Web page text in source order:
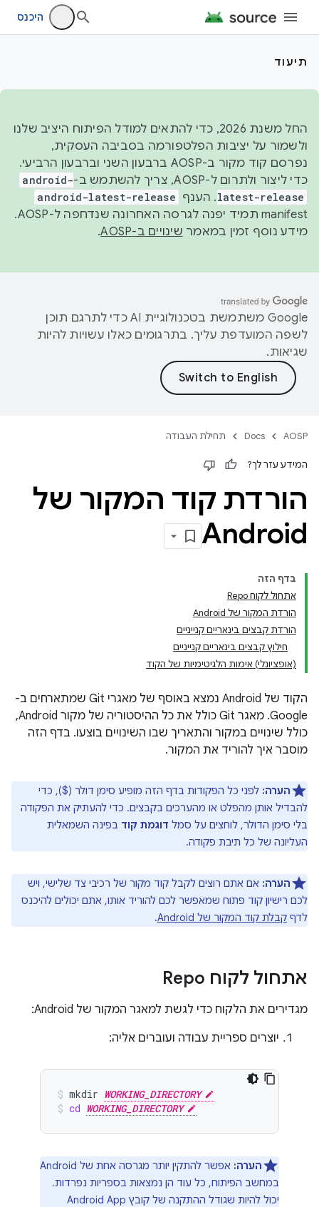
היכנס
תיעוד
החל משנת 2026, כדי להתאים למודל הפיתוח היציב שלנו
ולשמור על יציבות הפלטפורמה בסביבה העסקית,
נפרסם קוד מקור ב-AOSP ברבעון השני וברבעון הרביעי.
כדי ליצור ולתרום ל-AOSP, צריך להשתמש ב-
android-
latest-release. הענף android-latest-release
manifest תמיד יפנה לגרסה האחרונה שנדחפה ל-AOSP.
מידע נוסף זמין במאמר שינויים ב-AOSP .
‫Google משתמשת בטכנולוגיית AI כדי לתרגם תוכן
לשפה המועדפת עליך. בתרגומים כאלו עשויות להיות
שגיאות.
AOSP
Docs תחילת העבודה
המידע עזר לך?
הורדת קוד המקור של
Android
בדף הזה
אתחול לקוח Repo
הורדת המקור של Android
הורדת קבצים בינאריים קנייניים
חילוץ קבצים בינאריים קנייניים
(אופציונלי) אימות הלגיטימיות של הקוד
הקוד של Android נמצא באוסף של מאגרי Git שמתארחים ב-
Google. מאגר Git כולל את כל ההיסטוריה של מקור Android,
כולל שינויים במקור והתאריך שבו השינויים בוצעו. בדף הזה
מוסבר איך להוריד את המקור.
הערה: לפני כל הפקודות בדף הזה מופיע סימן דולר ($), כדי
להבדיל אותן מהפלט או מהערכים בקבצים. כדי להעתיק את הפקודה
בלי סימן הדולר, לוחצים על סמל דוגמת קוד בפינה השמאלית
העליונה של כל תיבת פקודה.
הערה: אם אתם רוצים לקבל קוד מקור של רכיבי צד שלישי, ויש
לכם רישיון קוד פתוח שמאפשר לכם להוריד אותו, אתם יכולים להיכנס
לדף קבלת קוד המקור של Android .
אתחול לקוח Repo
מגדירים את הלקוח כדי לגשת למאגר המקור של Android:
יוצרים ספריית עבודה ועוברים אליה:
mkdir WORKING_DIRECTORY
cd WORKING_DIRECTORY
הערה:
אפשר להתקין יותר מגרסה אחת של Android
במחשב הפיתוח, כל עוד הן נמצאות בספריות נפרדות.
יכול להיות שגודל ההתקנה של קובץ Android App